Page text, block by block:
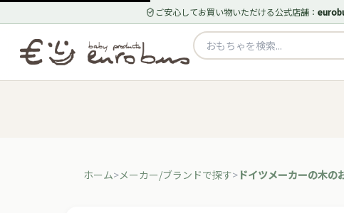
ご安心してお買い物いただける公式店舗：
ホーム メーカー/ブランドで探す ドイツメーカーの木の